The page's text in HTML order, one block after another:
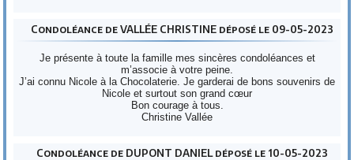
Condoléance de VALLÉE CHRISTINE déposé le 09-05-2023
Je présente à toute la famille mes sincères condoléances et
m’associe à votre peine.
J’ai connu Nicole à la Chocolaterie. Je garderai de bons souvenirs de
Nicole et surtout son grand cœur
Bon courage à tous.
Christine Vallée
Condoléance de DUPONT DANIEL déposé le 10-05-2023